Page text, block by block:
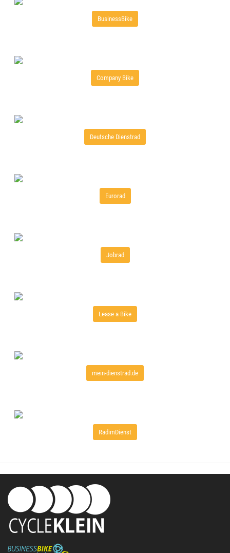
BusinessBike
Company Bike
Deutsche Dienstrad
Eurorad
Jobrad
Lease a Bike
mein-dienstrad.de
RadimDienst